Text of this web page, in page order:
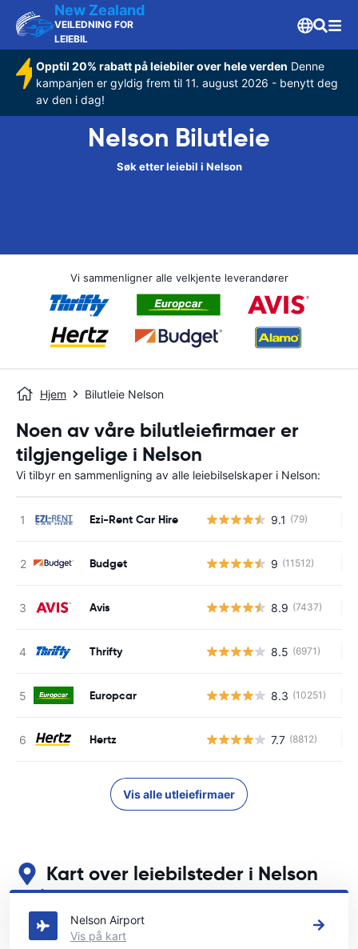
New Zealand
VEILEDNING FOR
LEIEBIL
Opptil 20% rabatt på leiebiler over hele verden Denne
kampanjen er gyldig frem til 11. august 2026 - benytt deg
av den i dag!
Nelson Bilutleie
Søk etter leiebil i Nelson
Vi sammenligner alle velkjente leverandører
Hjem Bilutleie Nelson
Noen av våre bilutleiefirmaer er
tilgjengelige i Nelson
Vi tilbyr en sammenligning av alle leiebilselskaper i Nelson:
Ezi-Rent Car Hire 9.1 (79)
Budget 9 (11512)
Avis 8.9 (7437)
Thrifty 8.5 (6971)
Europcar 8.3 (10251)
Hertz 7.7 (8812)
Vis alle utleiefirmaer
Kart over leiebilsteder i Nelson
Se våre viktigste bilutleiesteder i Nelson
Nelson Airport
Vis på kart